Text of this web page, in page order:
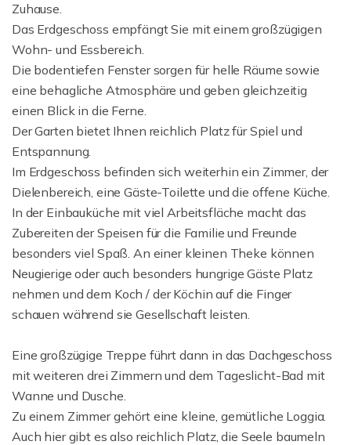
Zuhause.
Das Erdgeschoss empfängt Sie mit einem großzügigen
Wohn- und Essbereich.
Die bodentiefen Fenster sorgen für helle Räume sowie
eine behagliche Atmosphäre und geben gleichzeitig
einen Blick in die Ferne.
Der Garten bietet Ihnen reichlich Platz für Spiel und
Entspannung.
Im Erdgeschoss befinden sich weiterhin ein Zimmer, der
Dielenbereich, eine Gäste-Toilette und die offene Küche.
In der Einbauküche mit viel Arbeitsfläche macht das
Zubereiten der Speisen für die Familie und Freunde
besonders viel Spaß. An einer kleinen Theke können
Neugierige oder auch besonders hungrige Gäste Platz
nehmen und dem Koch / der Köchin auf die Finger
schauen während sie Gesellschaft leisten.
Eine großzügige Treppe führt dann in das Dachgeschoss
mit weiteren drei Zimmern und dem Tageslicht-Bad mit
Wanne und Dusche.
Zu einem Zimmer gehört eine kleine, gemütliche Loggia.
Auch hier gibt es also reichlich Platz, die Seele baumeln